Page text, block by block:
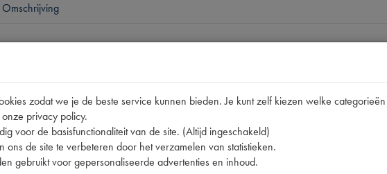
Omschrijving
11CV/15CV
420953
0
420953
zodat we je de beste service kunnen bieden. Je kunt zelf kiezen welke
privacy policy.
voor de basisfunctionaliteit van de site. (Altijd ingeschakeld)
ons de site te verbeteren door het verzamelen van statistieken.
gebruikt voor gepersonaliseerde advertenties en inhoud.